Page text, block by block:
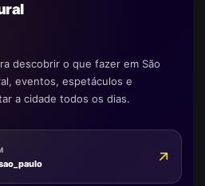
descobrir o que fazer em São
eventos, espetáculos e
a cidade todos os dias.